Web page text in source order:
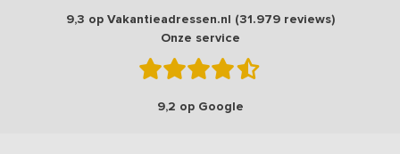
9,3 op Vakantieadressen.nl (31.979 reviews)
Onze service
9,2 op Google